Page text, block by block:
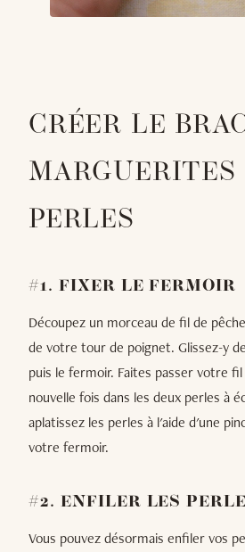
CRÉER LE
MARGUERITES
PERLES
#1. FIXER LE FERMOIR
Découpez un morceau de fil de
de votre tour de poignet. Glissez-y
puis le fermoir. Faites passer votre
nouvelle fois dans les deux perles à
aplatissez les perles à l'aide d'une
votre fermoir.
#2. ENFILER LES
Vous pouvez désormais enfiler vos